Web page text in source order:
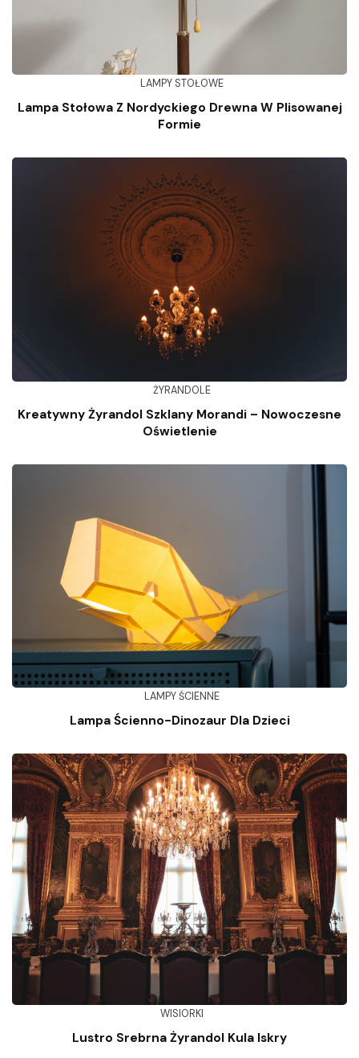
LAMPY STOŁOWE
Lampa Stołowa Z Nordyckiego Drewna W Plisowanej
Formie
ŻYRANDOLE
Kreatywny Żyrandol Szklany Morandi – Nowoczesne
Oświetlenie
LAMPY ŚCIENNE
Lampa Ścienno-Dinozaur Dla Dzieci
WISIORKI
Lustro Srebrna Żyrandol Kula Iskry